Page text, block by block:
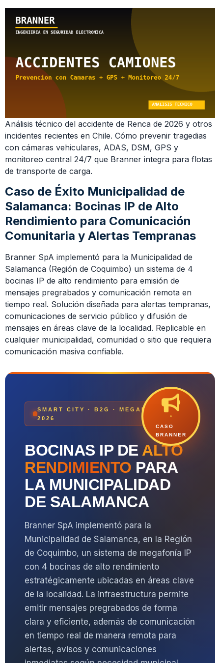
Análisis técnico del accidente de Renca de 2026 y otros
incidentes recientes en Chile. Cómo prevenir tragedias
con cámaras vehiculares, ADAS, DSM, GPS y
monitoreo central 24/7 que Branner integra para flotas
de transporte de carga.
Caso de Éxito Municipalidad de
Salamanca: Bocinas IP de Alto
Rendimiento para Comunicación
Comunitaria y Alertas Tempranas
Branner SpA implementó para la Municipalidad de
Salamanca (Región de Coquimbo) un sistema de 4
bocinas IP de alto rendimiento para emisión de
mensajes pregrabados y comunicación remota en
tiempo real. Solución diseñada para alertas tempranas,
comunicaciones de servicio público y difusión de
mensajes en áreas clave de la localidad. Replicable en
cualquier municipalidad, comunidad o sitio que requiera
comunicación masiva confiable.
CASO
BRANNER
SMART CITY · B2G · MEGAFONÍA IP
2026
BOCINAS IP DE ALTO
RENDIMIENTO PARA
LA MUNICIPALIDAD
DE SALAMANCA
Branner SpA implementó para la
Municipalidad de Salamanca, en la Región
de Coquimbo, un sistema de megafonía IP
con 4 bocinas de alto rendimiento
estratégicamente ubicadas en áreas clave
de la localidad. La infraestructura permite
emitir mensajes pregrabados de forma
clara y eficiente, además de comunicación
en tiempo real de manera remota para
alertas, avisos y comunicaciones